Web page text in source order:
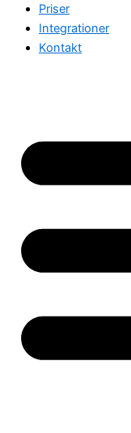
Priser
Integrationer
Kontakt